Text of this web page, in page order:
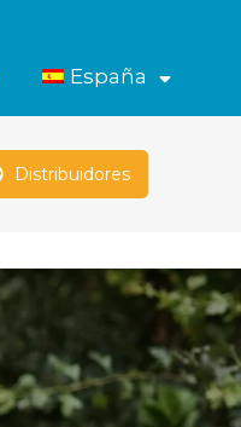
España
Distribuidores